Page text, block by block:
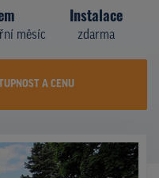
měsíc
Instalace
zdarma
A CENU